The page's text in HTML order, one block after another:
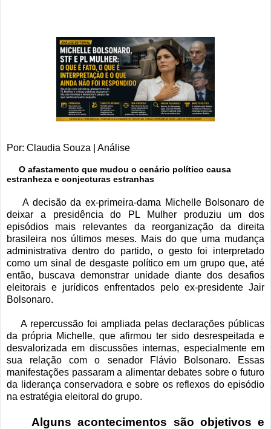
Por: Claudia Souza | Análise
O afastamento que mudou o cenário político causa
estranheza e conjecturas estranhas
A decisão da ex-primeira-dama Michelle Bolsonaro de
deixar a presidência do PL Mulher produziu um dos
episódios mais relevantes da reorganização da direita
brasileira nos últimos meses. Mais do que uma mudança
administrativa dentro do partido, o gesto foi interpretado
como um sinal de desgaste político em um grupo que, até
então, buscava demonstrar unidade diante dos desafios
eleitorais e jurídicos enfrentados pelo ex-presidente Jair
Bolsonaro.
A repercussão foi ampliada pelas declarações públicas
da própria Michelle, que afirmou ter sido desrespeitada e
desvalorizada em discussões internas, especialmente em
sua relação com o senador Flávio Bolsonaro. Essas
manifestações passaram a alimentar debates sobre o futuro
da liderança conservadora e sobre os reflexos do episódio
na estratégia eleitoral do grupo.
Alguns acontecimentos são objetivos e